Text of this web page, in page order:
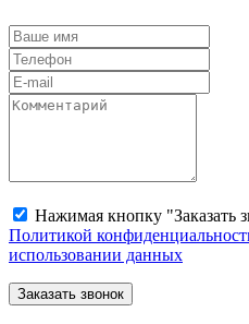
Нажимая кнопку "Заказать
Политикой
использовании данных
Заказать звонок